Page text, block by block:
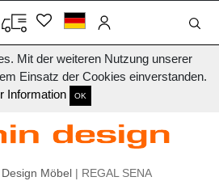
Mit der weiteren Nutzung unserer
Einsatz der Cookies einverstanden.
Information
OK
Design Möbel | REGAL SENA